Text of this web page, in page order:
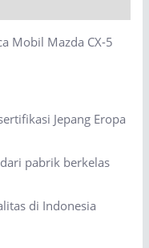
Mobil Mazda CX-5
Jepang Eropa
pabrik berkelas
di Indonesia